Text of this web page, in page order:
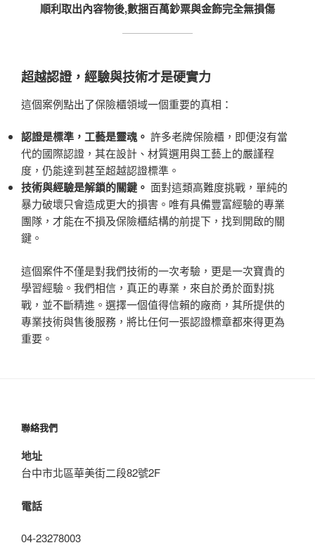
順利取出內容物後,數捆百萬鈔票與金飾完全無損傷
超越認證，經驗與技術才是硬實力
這個案例點出了保險櫃領域一個重要的真相：
認證是標準，工藝是靈魂。 許多老牌保險櫃，即便沒有當
代的國際認證，其在設計、材質選用與工藝上的嚴謹程
度，仍能達到甚至超越認證標準。
技術與經驗是解鎖的關鍵。 面對這類高難度挑戰，單純的
暴力破壞只會造成更大的損害。唯有具備豐富經驗的專業
團隊，才能在不損及保險櫃結構的前提下，找到開啟的關
鍵。
這個案件不僅是對我們技術的一次考驗，更是一次寶貴的
學習經驗。我們相信，真正的專業，來自於勇於面對挑
戰，並不斷精進。選擇一個值得信賴的廠商，其所提供的
專業技術與售後服務，將比任何一張認證標章都來得更為
重要。
聯絡我們
地址
台中市北區華美街二段82號2F
電話
04-23278003